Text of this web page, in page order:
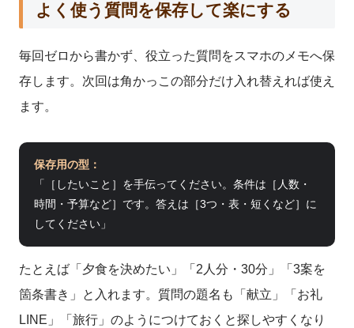
よく使う質問を保存して楽にする
毎回ゼロから書かず、役立った質問をスマホのメモへ保
存します。次回は角かっこの部分だけ入れ替えれば使え
ます。
保存用の型：
「［したいこと］を手伝ってください。条件は［人数・
時間・予算など］です。答えは［3つ・表・短くなど］に
してください」
たとえば「夕食を決めたい」「2人分・30分」「3案を
箇条書き」と入れます。質問の題名も「献立」「お礼
LINE」「旅行」のようにつけておくと探しやすくなり